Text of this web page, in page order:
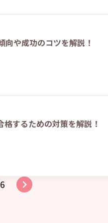
や成功のコツを解説！
するための対策を解説！
6